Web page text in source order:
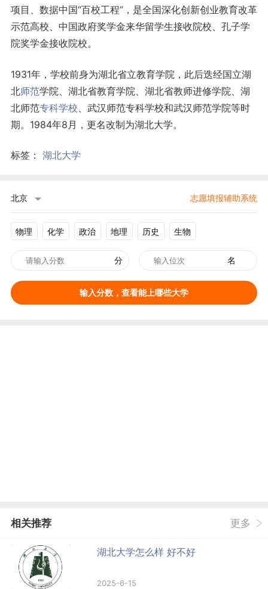
项目、数据中国“百校工程”，是全国深化创新创业教育改革
示范高校、中国政府奖学金来华留学生接收院校、孔子学
院奖学金接收院校。
1931年，学校前身为湖北省立教育学院，此后迭经国立湖
北师范学院、湖北省教育学院、湖北省教师进修学院、湖
北师范专科学校、武汉师范专科学校和武汉师范学院等时
期。1984年8月，更名改制为湖北大学。
标签： 湖北大学
北京 志愿填报辅助系统
物理 化学 政治 地理 历史 生物
分 名
输入分数，查看能上哪些大学
相关推荐 更多
湖北大学怎么样 好不好
2025-6-15